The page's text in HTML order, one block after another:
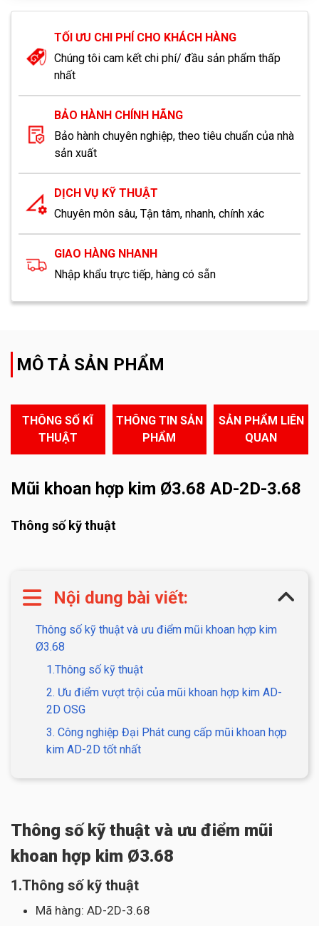
TỐI ƯU CHI PHÍ CHO KHÁCH HÀNG
Chúng tôi cam kết chi phí/ đầu sản phẩm thấp
nhất
BẢO HÀNH CHÍNH HÃNG
Bảo hành chuyên nghiệp, theo tiêu chuẩn của nhà
sản xuất
DỊCH VỤ KỸ THUẬT
Chuyên môn sâu, Tận tâm, nhanh, chính xác
GIAO HÀNG NHANH
Nhập khẩu trực tiếp, hàng có sẵn
MÔ TẢ SẢN PHẨM
THÔNG SỐ KĨ
THUẬT
THÔNG TIN SẢN
PHẨM
SẢN PHẨM LIÊN
QUAN
Mũi khoan hợp kim Ø3.68 AD-2D-3.68
Thông số kỹ thuật
Nội dung bài viết:
Thông số kỹ thuật và ưu điểm mũi khoan hợp kim
Ø3.68
1.Thông số kỹ thuật
2. Ưu điểm vượt trội của mũi khoan hợp kim AD-
2D OSG
3. Công nghiệp Đại Phát cung cấp mũi khoan hợp
kim AD-2D tốt nhất
Thông số kỹ thuật và ưu điểm mũi
khoan hợp kim Ø3.68
1.Thông số kỹ thuật
Mã hàng: AD-2D-3.68